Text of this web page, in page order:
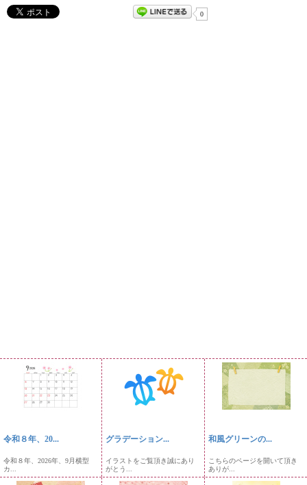
0
令和８年、20...
令和８年、2026年、9月横型
カ...
グラデーション...
イラストをご覧頂き誠にあり
がとう...
和風グリーンの...
こちらのページを開いて頂き
ありが...